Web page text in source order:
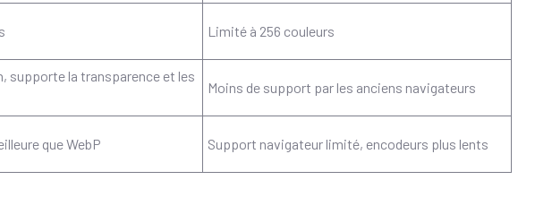
Limité à 256 couleurs
supporte la transparence et les
Moins de support par les anciens navigateurs
que WebP Support navigateur limité, encodeurs plus lents